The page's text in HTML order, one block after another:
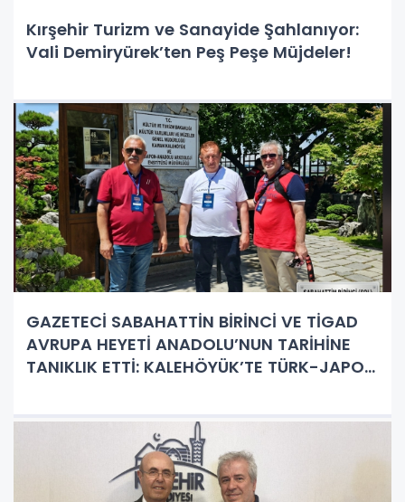
Kırşehir Turizm ve Sanayide Şahlanıyor:
Vali Demiryürek’ten Peş Peşe Müjdeler!
GAZETECİ SABAHATTİN BİRİNCİ VE TİGAD
AVRUPA HEYETİ ANADOLU’NUN TARİHİNE
TANIKLIK ETTİ: KALEHÖYÜK’TE TÜRK-JAPON